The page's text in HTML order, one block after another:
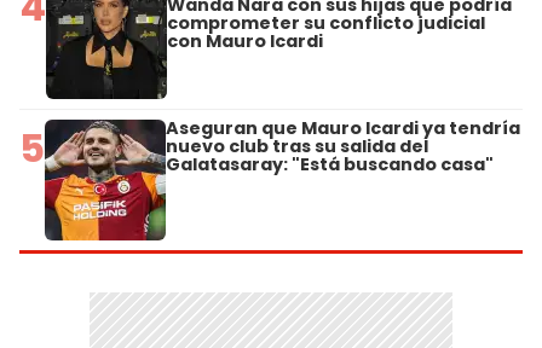
comprometer su conflicto judicial
con Mauro Icardi
5 Aseguran que Mauro Icardi ya tendría
nuevo club tras su salida del
Galatasaray: "Está buscando casa"